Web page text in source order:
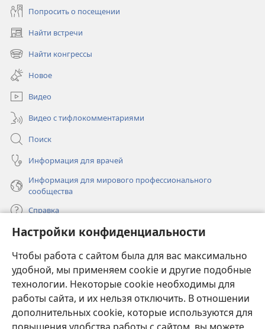
Настройки конфиденциальности
Чтобы работа с сайтом была для вас максимально
удобной, мы применяем cookie и другие подобные
технологии. Некоторые cookie необходимы для
работы сайта, и их нельзя отключить. В отношении
дополнительных cookie, которые используются для
Попросить о посещении
Найти встречи
(открывается
в
новом
окне)
Найти конгрессы
(открывается
новом
окне)
Новое
Видео
Видео с тифлокомментариями
Поиск
Информация для врачей
Информация для мирового профессионального
сообщества
Справка
Пожертвования
в
новом
окне)
ОНЛАЙН-БИБЛИОТЕКА Сторожевой башни
(открывается
новом
окне)
JW Hub®
(открывается
в
JW Library ®